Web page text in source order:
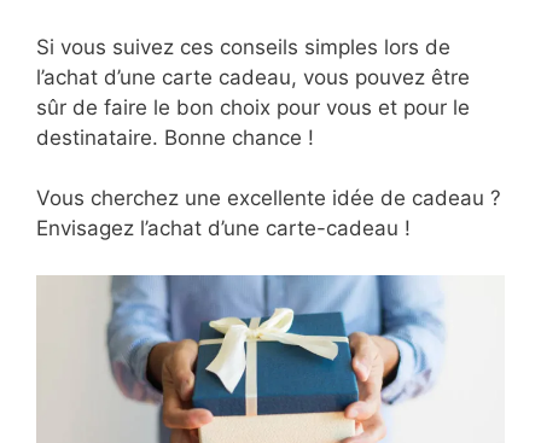
Si vous suivez ces conseils simples lors de
l’achat d’une carte cadeau, vous pouvez être
sûr de faire le bon choix pour vous et pour le
destinataire. Bonne chance !
Vous cherchez une excellente idée de cadeau ?
Envisagez l’achat d’une carte-cadeau !